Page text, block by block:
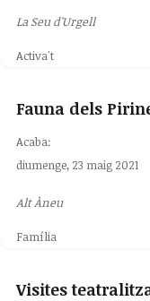
La Seu d'Urgell
Activa't
Fauna dels
Acaba:
diumenge, 23 maig 2021
Alt Àneu
Família
Visites